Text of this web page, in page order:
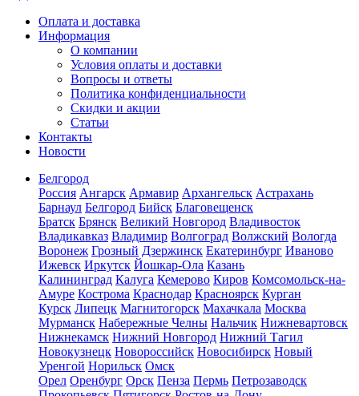
Оплата и доставка
Информация
О компании
Условия оплаты и доставки
Вопросы и ответы
Политика конфиденциальности
Скидки и акции
Статьи
Контакты
Новости
Белгород
Россия Ангарск Армавир Архангельск Астрахань
Барнаул Белгород Бийск Благовещенск
Братск Брянск Великий Новгород Владивосток
Владикавказ Владимир Волгоград Волжский Вологда
Воронеж Грозный Дзержинск Екатеринбург Иваново
Ижевск Иркутск Йошкар-Ола Казань
Калининград Калуга Кемерово Киров Комсомольск-на-
Амуре Кострома Краснодар Красноярск Курган
Курск Липецк Магнитогорск Махачкала Москва
Мурманск Набережные Челны Нальчик Нижневартовск
Нижнекамск Нижний Новгород Нижний Тагил
Новокузнецк Новороссийск Новосибирск Новый
Уренгой Норильск Омск
Орел Оренбург Орск Пенза Пермь Петрозаводск